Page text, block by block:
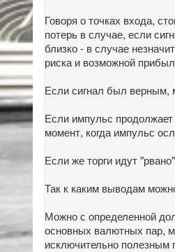
Говоря о точках входа,
потерь в случае, если
близко - в случае
риска и возможной
Если сигнал был верным,
Если импульс
момент, когда импульс
Если же торги идут
Так к каким выводам
Можно с определенной
основных валютных пар,
исключительно полезным